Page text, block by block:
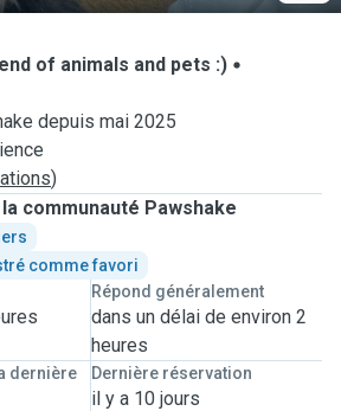
of animals and pets :)
depuis mai 2025
)
communauté Pawshake
comme favori
Répond généralement
dans un délai de environ 2
heures
dernière
Dernière réservation
il y a 10 jours